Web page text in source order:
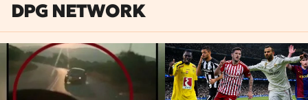
DPG NETWORK